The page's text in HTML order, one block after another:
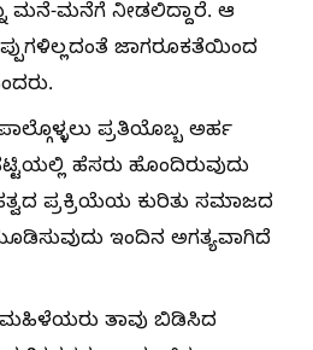
ಮನೆ-ಮನೆಗೆ ನೀಡಲಿದ್ದಾರೆ. ಆ
ಜಾಗರೂಕತೆಯಿಂದ
ಪ್ರತಿಯೊಬ್ಬ ಅರ್ಹ
ಹೆಸರು ಹೊಂದಿರುವುದು
ಪ್ರಕ್ರಿಯೆಯ ಕುರಿತು ಸಮಾಜದ
ಇಂದಿನ ಅಗತ್ಯವಾಗಿದೆ
ಮಹಿಳೆಯರು ತಾವು ಬಿಡಿಸಿದ